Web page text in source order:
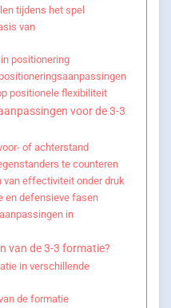
tijdens het spel
van
positionering
positionele flexibiliteit
voor de 3-3
of achterstand
te counteren
van effectiviteit onder druk
en defensieve fasen
in
van de 3-3 formatie?
in verschillende
de formatie